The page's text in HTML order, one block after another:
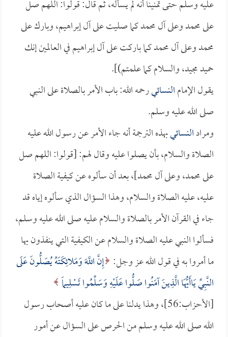
عليه وسلم حتى تمنينا أنه لم يسأله، ثم قال: قولوا: اللهم صل
على محمد وعلى آل محمد كما صليت على آل إبراهيم، وبارك على
محمد وعلى آل محمد كما باركت على آل إبراهيم في العالمين إنك
حميد مجيد، والسلام كما علمتم)].
يقول الإمامالنسائيرحمه الله: باب الأمر بالصلاة على النبي
صلى الله عليه وسلم.
ومرادالنسائيبهذه الترجمة أنه جاء الأمر عن رسول الله عليه
الصلاة والسلام، بأن يصلوا عليه وقال لهم: [قولوا: اللهم صل
على محمد، وعلى آل محمد]، بعد أن سألوه عن كيفية الصلاة
عليه، عليه الصلاة والسلام، وهذا السؤال الذي سألوه إياه قد
جاء في القرآن الأمر بالصلاة والسلام عليه صلى الله عليه وسلم،
فسألوا النبي عليه الصلاة والسلام عن الكيفية التي ينفذون بها
ما أمروا به في قول الله عز وجل: إِنَّ اللَّهَ وَمَلائِكَتَهُ يُصَلُّونَ عَلَى
النَّبِيِّ يَاأَيُّهَا الَّذِينَ آمَنُوا صَلُّوا عَلَيْهِ وَسَلِّمُوا تَسْلِيماً
[الأحزاب:56]، وهذا يدلنا على ما كان عليه أصحاب رسول
الله صلى الله عليه وسلم من الحرص على السؤال عن أمور